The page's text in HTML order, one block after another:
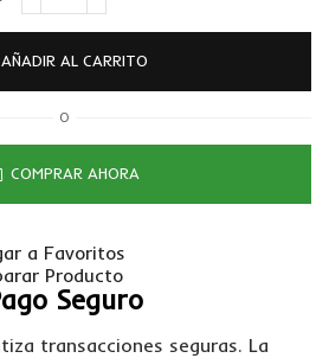
AÑADIR AL CARRITO
O
COMPRAR AHORA
a Favoritos
Producto
Seguro
transacciones seguras. La